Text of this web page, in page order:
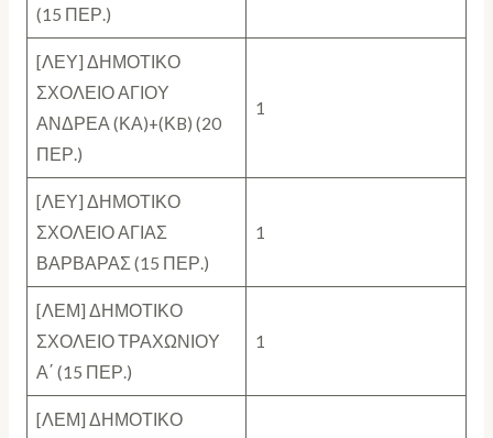
(15 ΠΕΡ.)
[ΛΕΥ] ΔΗΜΟΤΙΚΟ
ΣΧΟΛΕΙΟ ΑΓΙΟΥ
ΑΝΔΡΕΑ (ΚΑ)+(ΚB) (20
ΠΕΡ.)
1
[ΛΕΥ] ΔΗΜΟΤΙΚΟ
ΣΧΟΛΕΙΟ ΑΓΙΑΣ
ΒΑΡΒΑΡΑΣ (15 ΠΕΡ.)
1
[ΛΕΜ] ΔΗΜΟΤΙΚΟ
ΣΧΟΛΕΙΟ ΤΡΑΧΩΝΙΟΥ
Α΄ (15 ΠΕΡ.)
1
[ΛΕΜ] ΔΗΜΟΤΙΚΟ